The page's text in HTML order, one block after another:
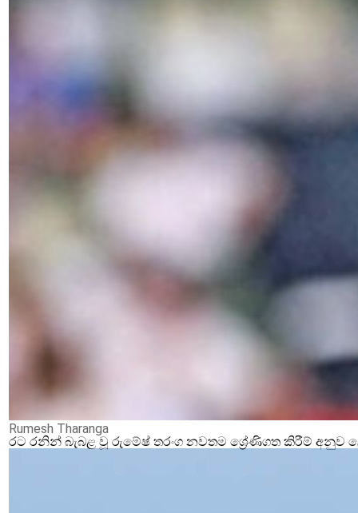
Rumesh Tharanga
රට රනින් බැබළ වූ රුමේෂ් තරංග නවතම ශ්‍රේණිගත කිරීම් අනුව